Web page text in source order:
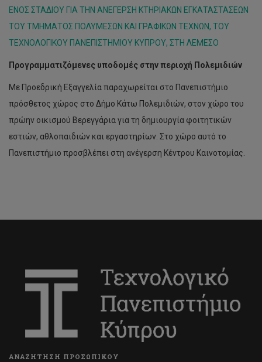
ΕΝΟΣ ΣΤΑΔΙΟΥ ΓΙΑ ΤΗΝ ΑΝΕΓΕΡΣΗ ΚΤΗΡΙΑΚΩΝ ΕΓΚΑΤΑΣΤΑΣΕΩΝ
ΤΟΥ ΤΜΗΜΑΤΟΣ ΠΟΛΥΜΕΣΩΝ ΚΑΙ ΓΡΑΦΙΚΩΝ ΤΕΧΝΩΝ, ΤΟΥ
ΤΕΧΝΟΛΟΓΙΚΟΥ ΠΑΝΕΠΙΣΤΗΜΙΟΥ ΚΥΠΡΟΥ, ΣΤΗ ΛΕΜΕΣΟ
Προγραμματιζόμενες υποδομές στην περιοχή Πολεμιδιών
Με Προεδρική Εξαγγελία παραχωρείται στο Πανεπιστήμιο
πρόσθετος χώρος στο Δήμο Κάτω Πολεμιδιών, στον χώρο του
πρώην οικισμού Βερεγγάρια για τη δημιουργία φοιτητικών
εστιών, αθλοπαιδιών και εργαστηρίων. Στο χώρο αυτό το
Πανεπιστήμιο προσβλέπει στη ανέγερση Κέντρου Καινοτομίας.
ΑΝΑΖΗΤΗΣΗ ΠΡΟΣΩΠΙΚΟΥ